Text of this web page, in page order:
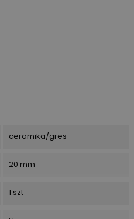
ceramika/gres
20 mm
1 szt